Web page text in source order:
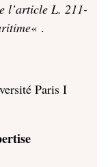
l’article L. 211-
« .
Paris I